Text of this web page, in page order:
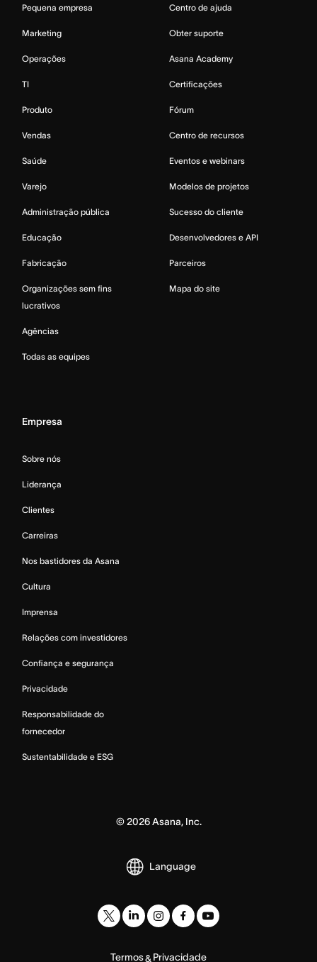
Pequena empresa
Marketing
Operações
TI
Produto
Vendas
Saúde
Varejo
Administração pública
Educação
Fabricação
Organizações sem fins
lucrativos
Agências
Todas as equipes
Centro de ajuda
Obter suporte
Asana Academy
Certificações
Fórum
Centro de recursos
Eventos e webinars
Modelos de projetos
Sucesso do cliente
Desenvolvedores e API
Parceiros
Mapa do site
Empresa
Sobre nós
Liderança
Clientes
Carreiras
Nos bastidores da Asana
Cultura
Imprensa
Relações com investidores
Confiança e segurança
Privacidade
Responsabilidade do
fornecedor
Sustentabilidade e ESG
© 2026Asana, Inc.
Language
Termos& Privacidade